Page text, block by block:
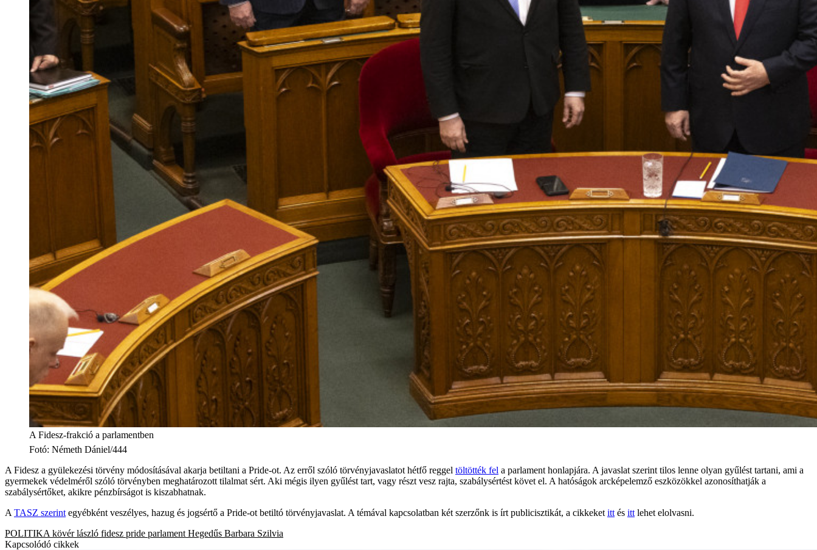
A Fidesz-frakció a parlamentben
Fotó: Németh Dániel/444
A Fidesz a gyülekezési törvény módosításával akarja betiltani a Pride-ot. Az erről szóló törvényjavaslatot hétfő reggel töltötték fel a parlament honlapjára. A javaslat szerint tilos lenne olyan gyűlést tartani, ami a
gyermekek védelméről szóló törvényben meghatározott tilalmat sért. Aki mégis ilyen gyűlést tart, vagy részt vesz rajta, szabálysértést követ el. A hatóságok arcképelemző eszközökkel azonosíthatják a
szabálysértőket, akikre pénzbírságot is kiszabhatnak.
A TASZ szerint egyébként veszélyes, hazug és jogsértő a Pride-ot betiltó törvényjavaslat. A témával kapcsolatban két szerzőnk is írt publicisztikát, a cikkeket itt és itt lehet elolvasni.
POLITIKA kövér lászló fidesz pride parlament Hegedűs Barbara Szilvia
Kapcsolódó cikkek